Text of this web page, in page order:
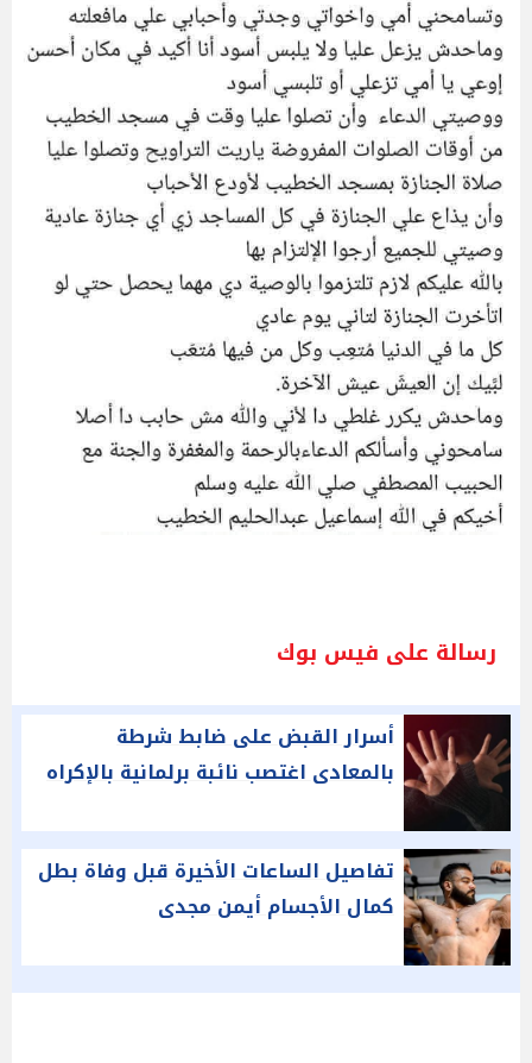
رسالة على فيس بوك
أسرار القبض على ضابط شرطة
بالمعادى اغتصب نائبة برلمانية بالإكراه
تفاصيل الساعات الأخيرة قبل وفاة بطل
كمال الأجسام أيمن مجدى